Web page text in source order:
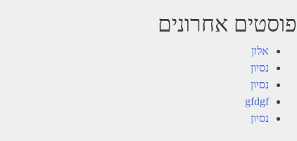
פוסטים אחרונים
אלון
נסיון
נסיון
gfdgf
נסיון